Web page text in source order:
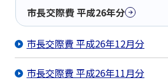
市長交際費 平成26年分
市長交際費 平成26年12月分
市長交際費 平成26年11月分